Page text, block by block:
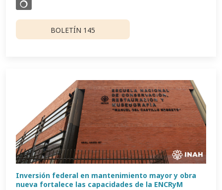
BOLETÍN 145
Inversión federal en mantenimiento mayor y obra
nueva fortalece las capacidades de la ENCRyM